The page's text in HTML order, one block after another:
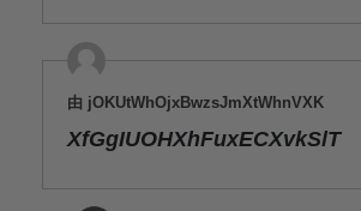
由 jOKUtWhOjxBwzsJmXtWhnVXK
XfGgIUOHXhFuxECXvkSlT